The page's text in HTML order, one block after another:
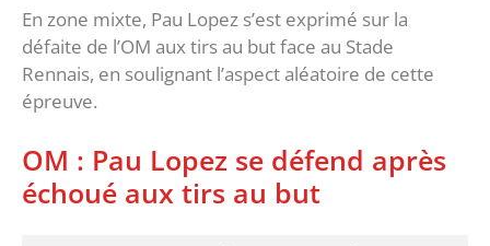
En zone mixte, Pau Lopez s’est exprimé sur la
défaite de l’OM aux tirs au but face au Stade
Rennais, en soulignant l’aspect aléatoire de cette
épreuve.
OM : Pau Lopez se défend après
échoué aux tirs au but